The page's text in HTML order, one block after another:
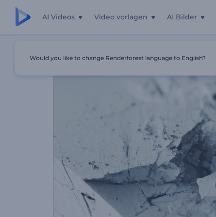
AI Videos Video vorlagen AI Bilder
Would you like to change Renderforest language to English?